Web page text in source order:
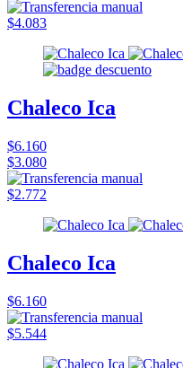
$4.083
Chaleco Ica
$6.160
$3.080
$2.772
Chaleco Ica
$6.160
$5.544